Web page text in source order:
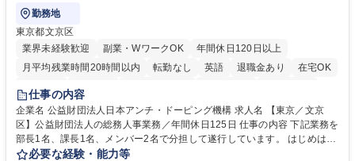
勤務地
東京都文京区
業界未経験歓迎
副業・WワークOK
年間休日120日以上
月平均残業時間20時間以内
転勤なし 英語 退職金あり
在宅OK
賞与あり
育休あり
食事補助あり
仕事の内容
企業名 公益財団法人日本アンチ・ドーピング機構 求人名 【東京／文京
区】公益財団法人の総務人事業務／年間休日125日 仕事の内容 下記業務を
部長1名、課長1名、メンバー2名で分担して遂行しています。 はじめは担
当者として業務を覚えていただき、ゆくゆくはリーダーやマネージャーポ
必要な経験・能力等